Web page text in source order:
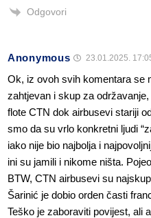
Odgovori
Anonymous 23.01.2025.
Ok, iz ovoh svih komentara se
zahtjevan i skup za
flote CTN dok airbusevi stariji
smo da su vrlo konkretni ljudi
iako nije bio najbolja i
ini su jamili i nikome ništa.
BTW, CTN airbusevi su
Šarinić je dobio orden časti
Teško je zaboraviti povijest, ali